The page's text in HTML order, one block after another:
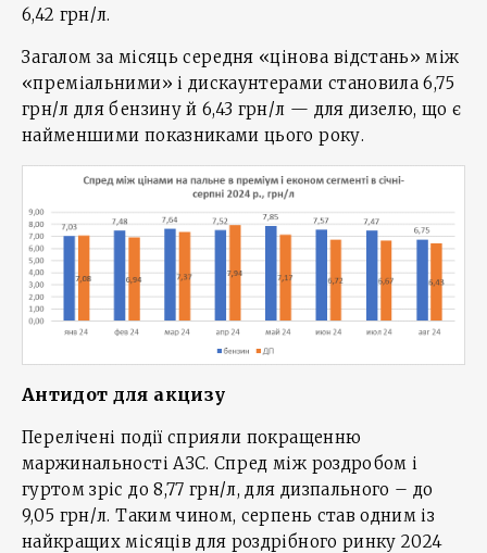
6,42 грн/л.
Загалом за місяць середня «цінова відстань» між
«преміальними» і дискаунтерами становила 6,75
грн/л для бензину й 6,43 грн/л — для дизелю, що є
найменшими показниками цього року.
Антидот для акцизу
Перелічені події сприяли покращенню
маржинальності АЗС. Спред між роздробом і
гуртом зріс до 8,77 грн/л, для дизпального – до
9,05 грн/л. Таким чином, серпень став одним із
найкращих місяців для роздрібного ринку 2024